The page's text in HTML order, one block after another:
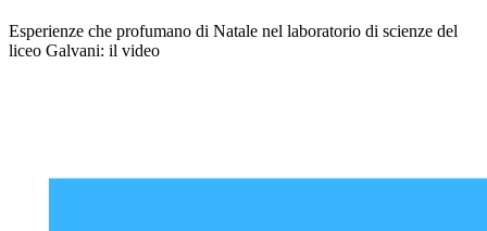
Esperienze che profumano di Natale nel laboratorio di scienze del
liceo Galvani: il video